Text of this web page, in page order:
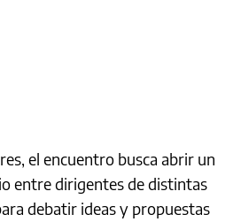
el encuentro busca abrir un
entre dirigentes de distintas
debatir ideas y propuestas